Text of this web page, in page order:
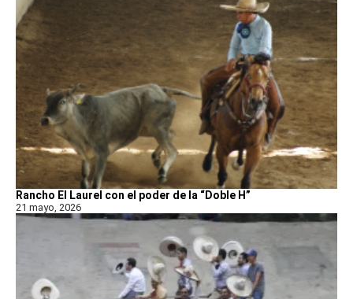
Rancho El Laurel con el poder de la “Doble H”
21 mayo, 2026